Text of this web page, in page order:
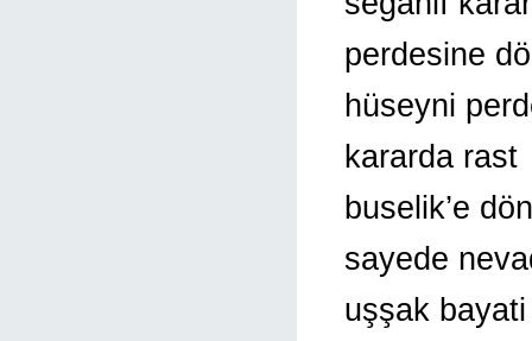
perdesine
hüseyni
kararda rast
buselik’e
sayede
uşşak